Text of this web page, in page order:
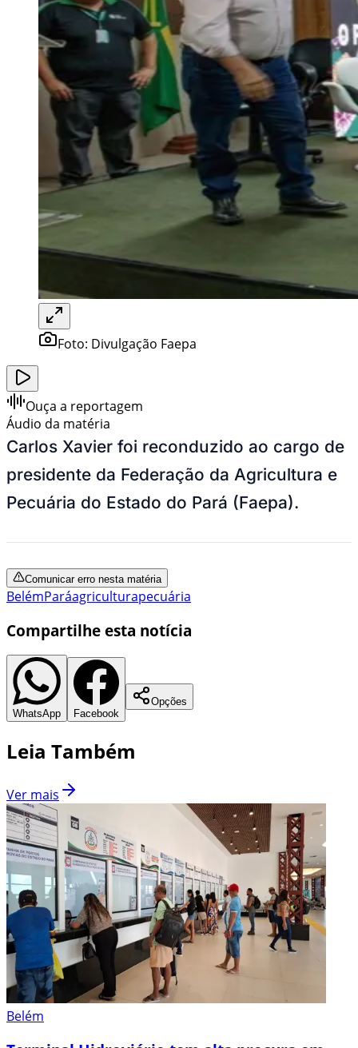
Foto: Divulgação Faepa
Ouça a reportagem
Áudio da matéria
Carlos Xavier foi reconduzido ao cargo de
presidente da Federação da Agricultura e
Pecuária do Estado do Pará (Faepa).
Comunicar erro nesta matéria
BelémParáagriculturapecuária
Compartilhe esta notícia
WhatsApp Facebook
Opções
Leia Também
Ver mais
Belém